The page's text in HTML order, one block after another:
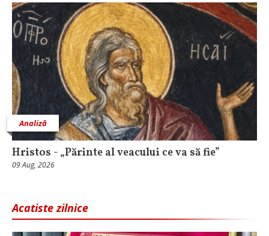
Analiză
Hristos - „Părinte al veacului ce va să fie”
09 Aug, 2026
Acatiste zilnice